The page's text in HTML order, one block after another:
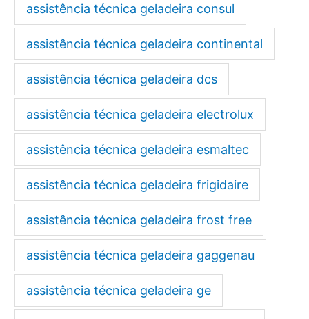
assistência técnica geladeira consul
assistência técnica geladeira continental
assistência técnica geladeira dcs
assistência técnica geladeira electrolux
assistência técnica geladeira esmaltec
assistência técnica geladeira frigidaire
assistência técnica geladeira frost free
assistência técnica geladeira gaggenau
assistência técnica geladeira ge